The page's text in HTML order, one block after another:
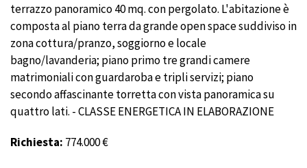
terrazzo panoramico 40 mq. con pergolato. L'abitazione è
composta al piano terra da grande open space suddiviso in
zona cottura/pranzo, soggiorno e locale
bagno/lavanderia; piano primo tre grandi camere
matrimoniali con guardaroba e tripli servizi; piano
secondo affascinante torretta con vista panoramica su
quattro lati. - CLASSE ENERGETICA IN ELABORAZIONE
Richiesta: 774.000 €